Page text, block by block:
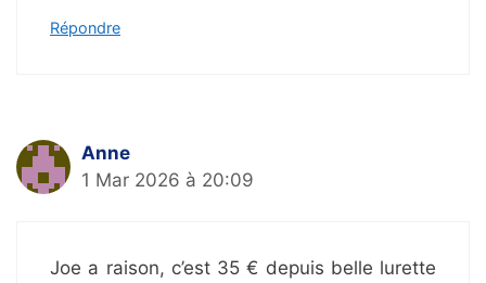
Répondre
Anne
1 Mar 2026 à 20:09
Joe a raison, c’est 35 € depuis belle lurette